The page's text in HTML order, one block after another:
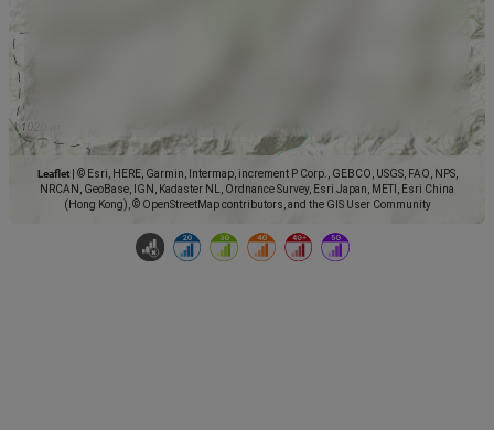
Leaflet
© Esri, HERE, Garmin, Intermap, increment P Corp., GEBCO, USGS, FAO, NPS,
NRCAN, GeoBase, IGN, Kadaster NL, Ordnance Survey, Esri Japan, METI, Esri China
(Hong Kong), © OpenStreetMap contributors, and the GIS User Community